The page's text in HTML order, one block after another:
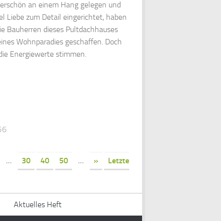
an einem Hang gelegen und
Liebe zum Detail eingerichtet, haben
Bauherren dieses Pultdachhauses
Wohnparadies geschaffen. Doch
Energiewerte stimmen.
... 30 40 50 ... » Letzte
Aktuelles Heft